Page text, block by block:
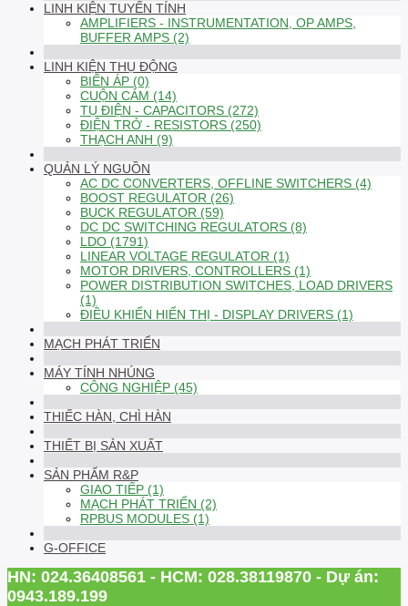
LINH KIỆN TUYẾN TÍNH
AMPLIFIERS - INSTRUMENTATION, OP AMPS,
BUFFER AMPS (2)
LINH KIỆN THỤ ĐỘNG
BIẾN ÁP (0)
CUỘN CẢM (14)
TỤ ĐIỆN - CAPACITORS (272)
ĐIỆN TRỞ - RESISTORS (250)
THẠCH ANH (9)
QUẢN LÝ NGUỒN
AC DC CONVERTERS, OFFLINE SWITCHERS (4)
BOOST REGULATOR (26)
BUCK REGULATOR (59)
DC DC SWITCHING REGULATORS (8)
LDO (1791)
LINEAR VOLTAGE REGULATOR (1)
MOTOR DRIVERS, CONTROLLERS (1)
POWER DISTRIBUTION SWITCHES, LOAD DRIVERS
(1)
ĐIỀU KHIỂN HIỂN THỊ - DISPLAY DRIVERS (1)
MẠCH PHÁT TRIỂN
MÁY TÍNH NHÚNG
CÔNG NGHIỆP (45)
THIẾC HÀN, CHÌ HÀN
THIẾT BỊ SẢN XUẤT
SẢN PHẨM R&P
GIAO TIẾP (1)
MẠCH PHÁT TRIỂN (2)
RPBUS MODULES (1)
G-OFFICE
HN: 024.36408561 - HCM: 028.38119870 - Dự án:
0943.189.199